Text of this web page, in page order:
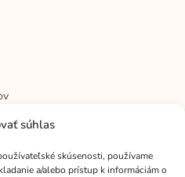
súhlas
skúsenosti, používame
a/alebo prístup k informáciám o